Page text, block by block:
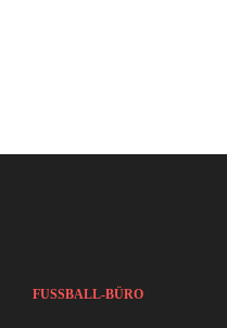
FUSSBALL-BÜRO